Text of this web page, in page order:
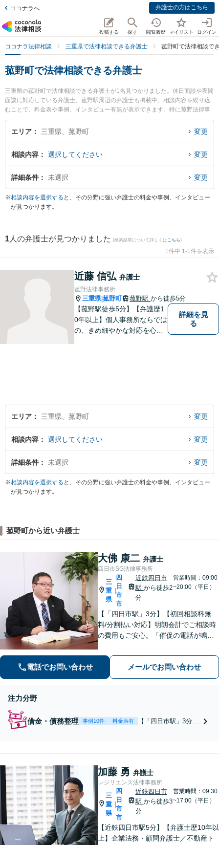
ココナラへ 弁護士の方はこちら
投稿する 探す 閲覧履歴 マイリスト ログイン
ココナラ法律相談 三重県で法律相談できる弁護士 菰野町で法律相談で
菰野町で法律相談できる弁護士
三重県の菰野町で法律相談できる弁護士が1名見つかりました。休日面談や夜間
面談に対応している弁護士、菰野駅周辺の弁護士も掲載中。相談内容を絞り込
むことで、料金表や事例、インタビュー有無が表示できます。特に菰野法律事
務所の近藤 信弘弁護士のプロフィール情報や弁護士費用、強みなどが注目され
ています。離婚や相続、交通事故から不動産、ネットトラブル、企業法務まで
相談したい』『交通事故の過失割合や後遺障害のトラブル解決の実績豊富な近
くの弁護士を検索したい』『初回相談無料で自己破産や債務整理を法律相談で
きる菰野町内の弁護士に相談予約したい』などでお困りの相談者さんにおすす
エリア 三重県、菰野町 変更
相談内容 選択してください 変更
詳細条件 未選択 変更
※相談内容を選択する と、その分野に強い弁護士の料金や事例、インタビュー
が見つかります。
1 人の弁護士が見つかりました (検索結果について詳しくは こちら)
1件中 1-1件を表示
近藤 信弘 弁護士
菰野法律事務所
三重県|菰野町 菰野駅 から徒歩5分
【菰野駅徒歩5分】【弁護歴1
0年以上】個人事務所ならでは
の、きめ細やかな対応を心が
詳細を見
る
エリア 三重県、菰野町 変更
相談内容 選択してください 変更
詳細条件 未選択 変更
※相談内容を選択する と、その分野に強い弁護士の料金や事例、インタビュー
が見つかります。
菰野町から近い弁護士
大佛 康二 弁護士
四日市SG法律事務所
三
重
県
四
日
市
市
近鉄四日市
駅 から徒歩2
分
営業時間：09:00
~20:00（平日）
【「四日市駅」3分】【初回相談料無
料/分割払い対応】明朗会計でご相談時
の費用もご安心。「催促の電話が鳴り
た」に対応できます。自己破産や任意
整理、個人再生など幅広い解決方法を
提示【完全個室で安心】
電話でお問い合わせ メールでお問い合わせ
注力分野
借金・債務整理 事例10件 料金表有
【「四日市駅」3分】
電話が鳴り止まな
い」「FXや仮想通貨
で大損した」に対応
できます。自己破産
や任意整理、個人再
法を提示【完全個室
で安心】
加藤 勇 弁護士
レジリエンス法律事務所
三
重
県
四
日
市
市
近鉄四日市
駅 から徒歩3
分
営業時間：09:30
~17:00（平日）
【近鉄四日市駅5分】【弁護士歴10年以
上】企業法務・顧問弁護士／不動産ト